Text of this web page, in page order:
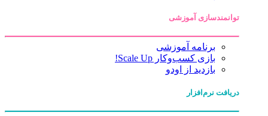
توانمندسازی آموزشی
برنامه آموزشی
بازی کسب‌وکار Scale Up!
بازدید از اودو
دریافت نرم‌افزار